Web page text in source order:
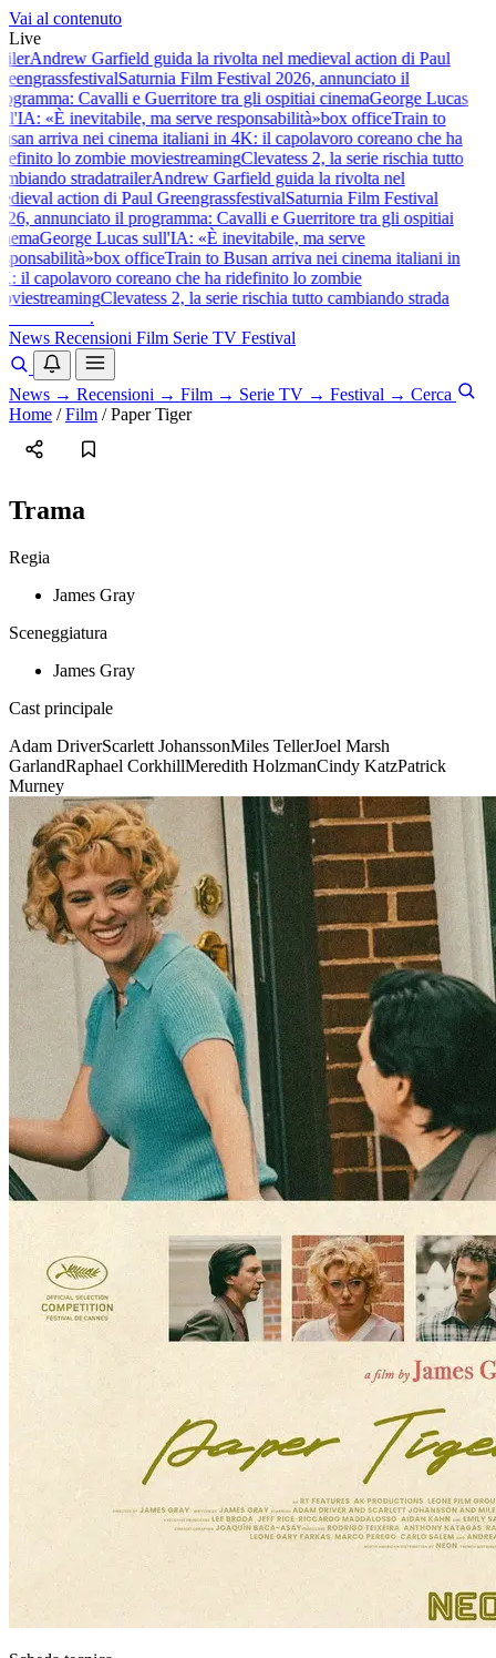
Vai al contenuto
Live
Andrew Garfield guida la rivolta nel medieval action di Paul
festivalSaturnia Film Festival 2026, annunciato il
Cavalli e Guerritore tra gli ospitiai cinemaGeorge Lucas
«È inevitabile, ma serve responsabilità»box officeTrain to
arriva nei cinema italiani in 4K: il capolavoro coreano che ha
lo zombie moviestreamingClevatess 2, la serie rischia tutto
stradatrailerAndrew Garfield guida la rivolta nel
action di Paul GreengrassfestivalSaturnia Film Festival
annunciato il programma: Cavalli e Guerritore tra gli ospitiai
George Lucas sull'IA: «È inevitabile, ma serve
box officeTrain to Busan arriva nei cinema italiani in
il capolavoro coreano che ha ridefinito lo zombie
streamingClevatess 2, la serie rischia tutto cambiando strada
.
News Recensioni Film Serie TV Festival
News → Recensioni → Film → Serie TV → Festival → Cerca
Home / Film / Paper Tiger
Trama
Regia
James Gray
Sceneggiatura
James Gray
Cast principale
Adam DriverScarlett JohanssonMiles TellerJoel Marsh
GarlandRaphael CorkhillMeredith HolzmanCindy KatzPatrick
Murney